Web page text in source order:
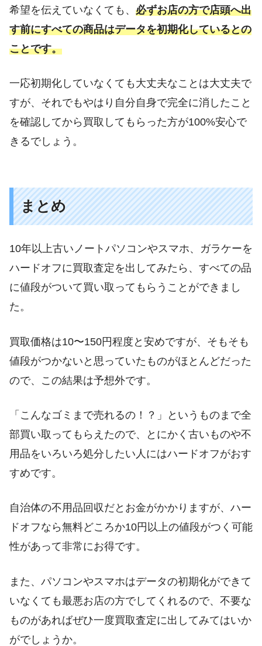
希望を伝えていなくても、 必ずお店の方で店頭へ出
す前にすべての商品はデータを初期化しているとの
ことです。
一応初期化していなくても大丈夫なことは大丈夫で
すが、それでもやはり自分自身で完全に消したこと
を確認してから買取してもらった方が100%安心で
きるでしょう。
まとめ
10年以上古いノートパソコンやスマホ、ガラケーを
ハードオフに買取査定を出してみたら、すべての品
に値段がついて買い取ってもらうことができまし
た。
買取価格は10〜150円程度と安めですが、そもそも
値段がつかないと思っていたものがほとんどだった
ので、この結果は予想外です。
「こんなゴミまで売れるの！？」というものまで全
部買い取ってもらえたので、とにかく古いものや不
用品をいろいろ処分したい人にはハードオフがおす
すめです。
自治体の不用品回収だとお金がかかりますが、ハー
ドオフなら無料どころか10円以上の値段がつく可能
性があって非常にお得です。
また、パソコンやスマホはデータの初期化ができて
いなくても最悪お店の方でしてくれるので、不要な
ものがあればぜひ一度買取査定に出してみてはいか
がでしょうか。